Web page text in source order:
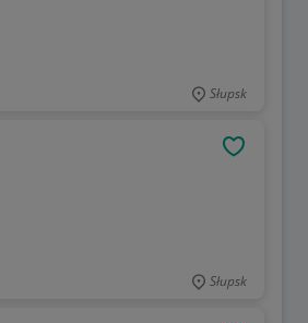
Słupsk
Słupsk